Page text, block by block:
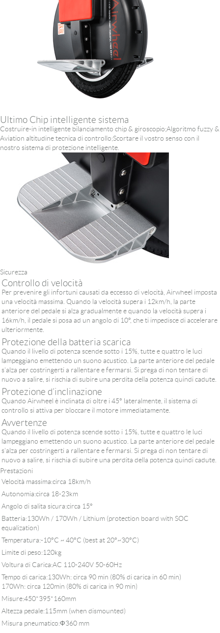
Ultimo Chip intelligente sistema
Costruire-in intelligente bilanciamento chip & giroscopio;Algoritmo fuzzy &
Aviation altitudine tecnica di controllo;Scortare il vostro senso con il
nostro sistema di protezione intelligente.
Sicurezza
Controllo di velocità
Per prevenire gli infortuni causati da eccesso di velocità, Airwheel imposta
una velocità massima. Quando la velocità supera i 12km/h, la parte
anteriore del pedale si alza gradualmente e quando la velocità supera i
16km/h, il pedale si posa ad un angolo di 10°, che ti impedisce di accelerare
ulteriormente.
Protezione della batteria scarica
Quando il livello di potenza scende sotto i 15%, tutte e quattro le luci
lampeggiano emettendo un suono acustico. La parte anteriore del pedale
s’alza per costringerti a rallentare e fermarsi. Si prega di non tentare di
nuovo a salire, si rischia di subire una perdita della potenza quindi cadute.
Protezione d’inclinazione
Quando Airwheel è inclinata di oltre i 45° lateralmente, il sistema di
controllo si attiva per bloccare il motore immediatamente.
Avvertenze
Quando il livello di potenza scende sotto i 15%, tutte e quattro le luci
lampeggiano emettendo un suono acustico. La parte anteriore del pedale
s’alza per costringerti a rallentare e fermarsi. Si prega di non tentare di
nuovo a salire, si rischia di subire una perdita della potenza quindi cadute.
Prestazioni
Velocità massima:circa 18km/h
Autonomia:circa 18-23km
Angolo di salita sicura:circa 15°
Batteria:130Wh / 170Wh / Lithium (protection board with SOC
equalization)
Temperatura:-10°C ~ 40°C (best at 20°~30°C)
Limite di peso:120kg
Voltura di Carica:AC 110-240V 50-60Hz
Tempo di carica:130Wh: circa 90 min (80% di carica in 60 min)
170Wh: circa 120min (80% di carica in 90 min)
Misure:450*395*160mm
Altezza pedale:115mm (when dismounted)
Misura pneumatico:Ф360 mm